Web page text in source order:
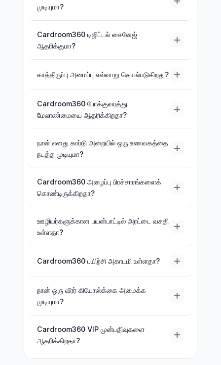
முடியுமா?
Cardroom360 டிஜிட்டல் சைனேஜ்
ஆதரிக்குமா?
காத்திருப்பு அமைப்பு எவ்வாறு செயல்படுகிறது?
Cardroom360 போக்குவரத்து
மேலாண்மையை ஆதரிக்கிறதா?
நான் எனது கார்டு அறையில் ஒரு உணவகத்தை
நடத்த முடியுமா?
Cardroom360 அழைப்பு பிரச்சாரங்களைக்
கொண்டிருக்கிறதா?
ஊழியர்களுக்கான பயன்பாட்டில் அரட்டை வசதி
உள்ளதா?
Cardroom360 பயிற்சி அகாடமி உள்ளதா?
நான் ஒரு வீரர் கியோஸ்க்கை அமைக்க
முடியுமா?
Cardroom360 VIP முன்பதிவுகளை
ஆதரிக்கிறதா?